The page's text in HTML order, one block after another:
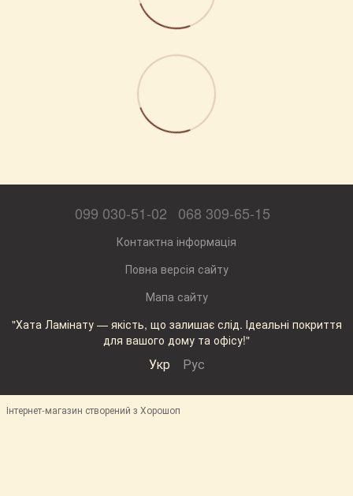
099 030-51-02 068 309-65-15
Контактна інформація
Повна версія сайту
Мапа сайту
"Хата Ламінату — якість, що залишає слід. Ідеальні покриття
для вашого дому та офісу!"
Укр Рус
Інтернет-магазин створений з Хорошоп